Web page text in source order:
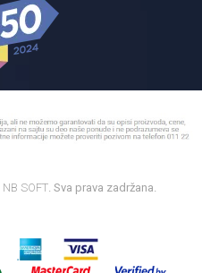
NB SOFT . Sva prava zadržana.